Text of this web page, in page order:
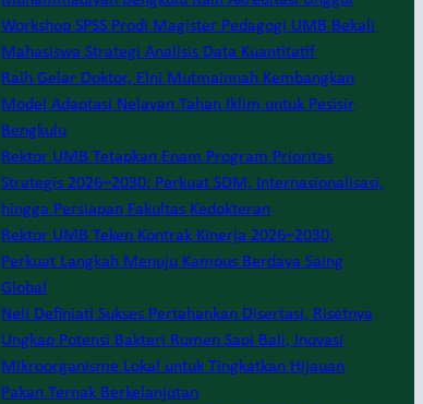
Workshop SPSS Prodi Magister Pedagogi UMB Bekali
Mahasiswa Strategi Analisis Data Kuantitatif
Raih Gelar Doktor, Elni Mutmainnah Kembangkan
Model Adaptasi Nelayan Tahan Iklim untuk Pesisir
Bengkulu
Rektor UMB Tetapkan Enam Program Prioritas
Strategis 2026–2030: Perkuat SDM, Internasionalisasi,
hingga Persiapan Fakultas Kedokteran
Rektor UMB Teken Kontrak Kinerja 2026–2030,
Perkuat Langkah Menuju Kampus Berdaya Saing
Global
Neli Definiati Sukses Pertahankan Disertasi, Risetnya
Ungkap Potensi Bakteri Rumen Sapi Bali, Inovasi
Mikroorganisme Lokal untuk Tingkatkan Hijauan
Pakan Ternak Berkelanjutan